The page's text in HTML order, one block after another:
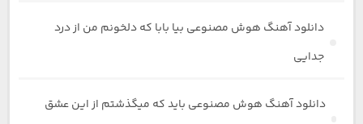
دانلود آهنگ هوش مصنوعی بیا بابا که دلخونم من از درد
جدایی
دانلود آهنگ هوش مصنوعی باید که میگذشتم از این عشق